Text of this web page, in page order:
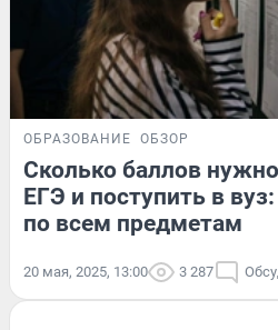
ОБРАЗОВАНИЕ ОБЗОР
Сколько баллов
ЕГЭ и поступить в
по всем предметам
20 мая, 2025, 13:00 3 287